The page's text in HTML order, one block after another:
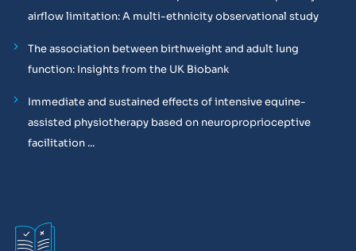
airflow limitation: A multi-ethnicity observational study
The association between birthweight and adult lung
function: Insights from the UK Biobank
Immediate and sustained effects of intensive equine-
assisted physiotherapy based on neuroproprioceptive
facilitation ...